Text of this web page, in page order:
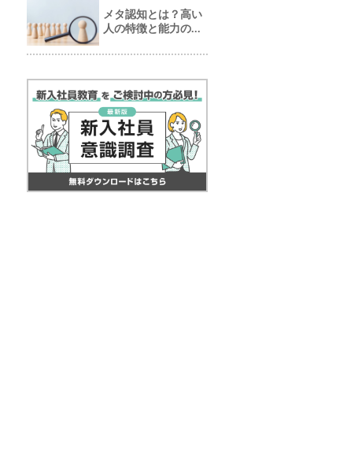
メタ認知とは？高い
人の特徴と能力の...